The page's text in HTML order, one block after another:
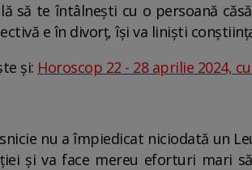
să te întâlnești cu o persoană
e în divorț, își va liniști
și: Horoscop 22 - 28 aprilie 2024,
nu a împiedicat niciodată un
și va face mereu eforturi mari